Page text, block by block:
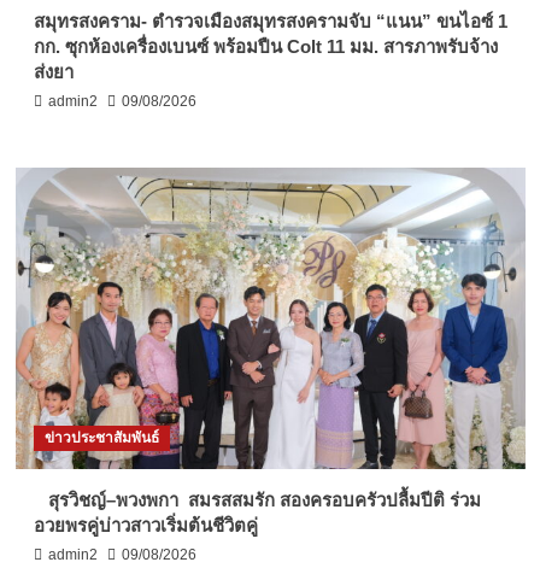
สมุทรสงคราม- ตำรวจเมืองสมุทรสงครามจับ “แนน” ขนไอซ์ 1
กก. ซุกห้องเครื่องเบนซ์ พร้อมปืน Colt 11 มม. สารภาพรับจ้าง
ส่งยา
admin2 09/08/2026
ข่าวประชาสัมพันธ์
สุรวิชญ์–พวงพกา สมรสสมรัก สองครอบครัวปลื้มปีติ ร่วม
อวยพรคู่บ่าวสาวเริ่มต้นชีวิตคู่
admin2 09/08/2026